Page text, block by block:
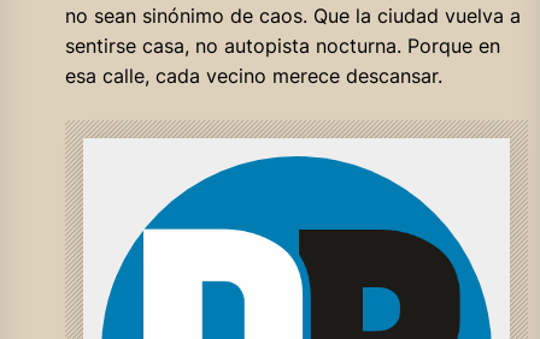
no sean sinónimo de caos. Que la ciudad vuelva a
sentirse casa, no autopista nocturna. Porque en
esa calle, cada vecino merece descansar.